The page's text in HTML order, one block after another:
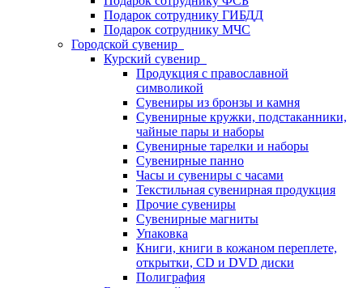
Подарок сотруднику ГИБДД
Подарок сотруднику МЧС
Городской сувенир
Курский сувенир
Продукция с православной
символикой
Сувениры из бронзы и камня
Сувенирные кружки, подстаканники,
чайные пары и наборы
Сувенирные тарелки и наборы
Сувенирные панно
Часы и сувениры с часами
Текстильная сувенирная продукция
Прочие сувениры
Сувенирные магниты
Упаковка
Книги, книги в кожаном переплете,
открытки, CD и DVD диски
Полиграфия